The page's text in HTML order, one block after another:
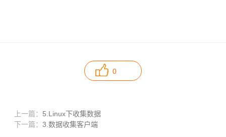
0
上一篇： 5.Linux下收集数据
下一篇： 3.数据收集客户端